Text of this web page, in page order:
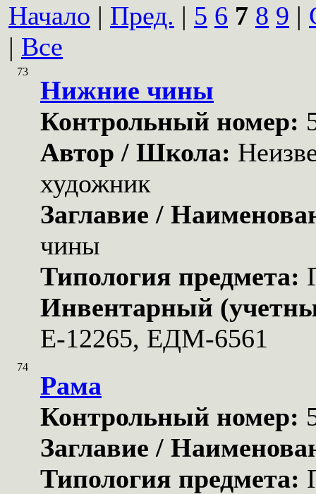
Начало | Пред. | 5 6 7 8 9 |
| Все
73
Нижние чины
Контрольный номер:
Автор / Школа:
художник
Заглавие /
чины
Типология предмета:
Инвентарный
Е-12265, ЕДМ-6561
74
Рама
Контрольный номер:
Заглавие /
Типология предмета: